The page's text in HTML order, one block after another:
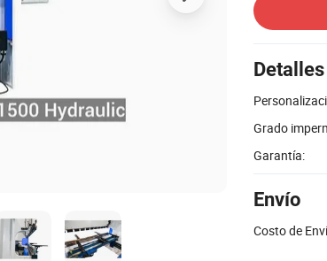
Grado
Garantía:
Envío
Costo de